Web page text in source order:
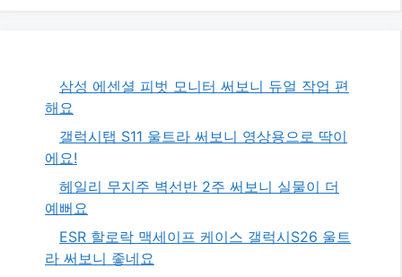
삼성 에센셜 피벗 모니터 써보니 듀얼 작업 편
해요
갤럭시탭 S11 울트라 써보니 영상용으로 딱이
에요!
헤일리 무지주 벽선반 2주 써보니 실물이 더
예뻐요
ESR 할로락 맥세이프 케이스 갤럭시S26 울트
라 써보니 좋네요